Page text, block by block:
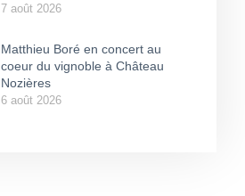
7 août 2026
Matthieu Boré en concert au
coeur du vignoble à Château
Nozières
6 août 2026